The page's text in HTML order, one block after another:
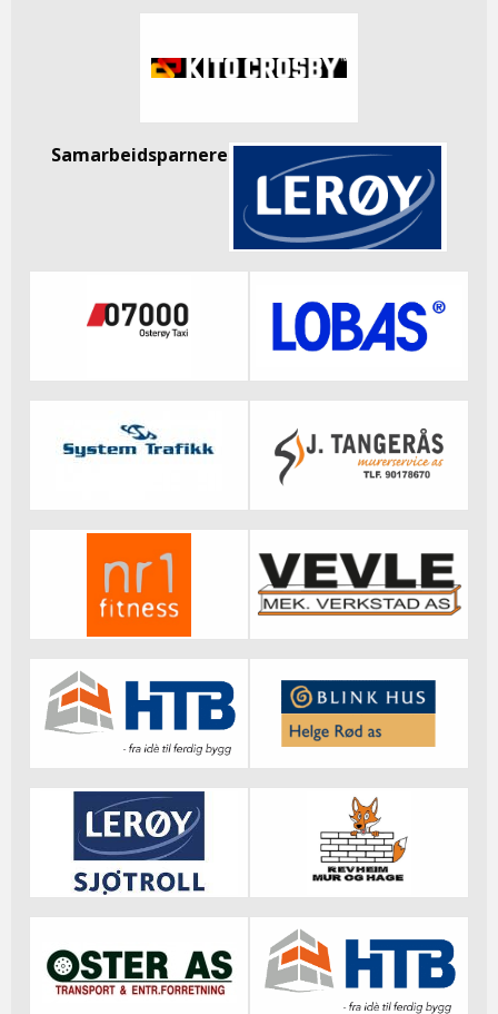
Samarbeidsparnere